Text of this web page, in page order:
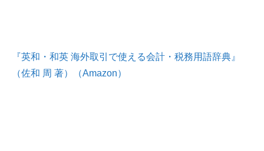
『英和・和英 海外取引で使える会計・税務用語辞典』
（佐和 周 著）（Amazon）